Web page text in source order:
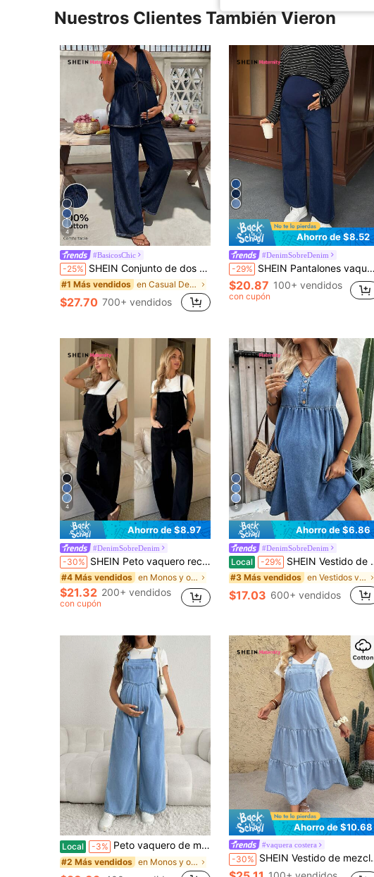
Nuestros Clientes También Vieron
4
#BasicosChic
-25% SHEIN Conjunto de dos piezas de mezclilla para maternidad, ideal para verano, carnaval, viajes, graduación, estilo Y2K, fiesta, boda, elegante, casual, playa y graduación. Mono de maternidad de algodón 100% con cuello en V sin mangas y piernas anchas para comodidad en el verano.
#1 Más vendidos en Casual Denim de maternidad
$27.70 700+ vendidos
Ahorro de $8.52
#DenimSobreDenim
-29% SHEIN Pantalones vaqueros de maternidad de cintura alta, cómodos, de pierna ancha, de color azul oscuro, de mezclilla, con cintura elástica y ajuste holgado, para mujeres embarazadas en invierno, primavera, Navidad, Año Nuevo, Acción de Gracias, para ir a trabajar, vacaciones, graduación, estilo chic y2k, fiesta, boda, elegante y casual
$20.87 100+ vendidos
con cupón
4
Ahorro de $8.97
#DenimSobreDenim
-30% SHEIN Peto vaquero recto de maternidad de unicolor con bolsillo, versátil para mujer, adecuado para primavera a verano, Día de San Valentín, carnaval, ir al trabajo, vacaciones, graduación, estilo Y2K, fiesta, boda, elegante, casual, cómodo para uso diario
#4 Más vendidos en Monos y overoles vaqueros de maternidad
$21.32 200+ vendidos
con cupón
5
Ahorro de $6.86
#DenimSobreDenim
Local -29% SHEIN Vestido de mezclilla azul sin mangas con cuello en V y botones en la mitad del frente, apropiado para el embarazo, para primavera/verano, vacaciones, verano azul, atuendos de vacaciones para mujer, Pascua, primavera, occidental, atuendos de oficina para mujer, atuendos de rave, vestido de baby shower, cottagecore, atuendos de campo para mujer, elegante, vestido de playa, vestido de graduación, vestido de vacaciones, vestido de Pascua, vestido de verano, regalo para el Día de la Madre/Mamá/Madre/Mamá/Día de la Madre
#3 Más vendidos en Vestidos vaqueros de maternidad
$17.03 600+ vendidos
Local -3% Peto vaquero de maternidad de pierna ancha y larga con ajuste holgado y tirantes ajustables, color azul
#2 Más vendidos en Monos y overoles vaqueros de maternidad
Ahorro de $10.68
#vaquera costera
-30% SHEIN Vestido de mezclilla casual de maternidad, vestido de fiesta elegante, vestido de playa, vestido de graduación, vestido de fiesta, vestido de negocios casuales, vestido de vacaciones, vestido de Pascua, vestido de maternidad diario, vestido de mezclilla con tirantes con botones y volantes en capas